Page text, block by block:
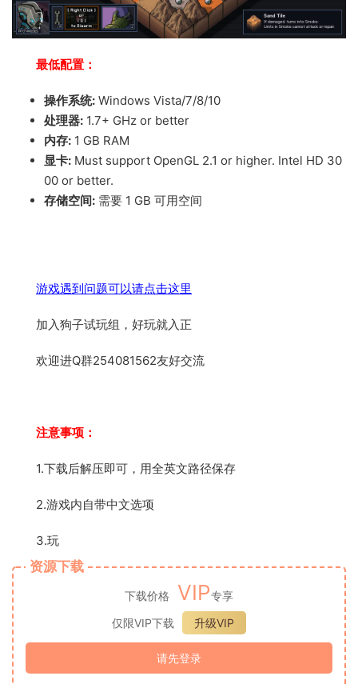
最低配置：
操作系统: Windows Vista/7/8/10
处理器: 1.7+ GHz or better
内存: 1 GB RAM
显卡: Must support OpenGL 2.1 or higher. Intel HD 30
00 or better.
存储空间: 需要 1 GB 可用空间
游戏遇到问题可以请点击这里
加入狗子试玩组，好玩就入正
欢迎进Q群254081562友好交流
注意事项：
1.下载后解压即可，用全英文路径保存
2.游戏内自带中文选项
3.玩
资源下载
下载价格 VIP专享
仅限VIP下载
升级VIP
请先登录